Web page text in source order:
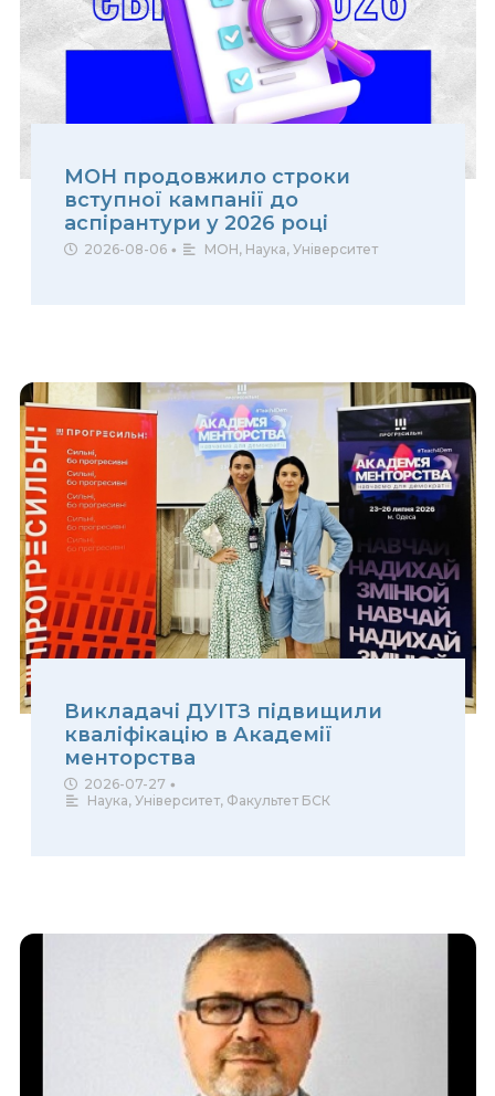
МОН продовжило строки
вступної кампанії до
аспірантури у 2026 році
2026-08-06 • МОН, Наука, Університет
Викладачі ДУІТЗ підвищили
кваліфікацію в Академії
менторства
2026-07-27 •
Наука, Університет, Факультет БСК